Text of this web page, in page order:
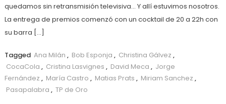
quedamos sin retransmisión televisiva… Y allí estuvimos nosotros.
La entrega de premios comenzó con un cocktail de 20 a 22h con
su barra […]
Tagged Ana Milán , Bob Esponja , Christina Gálvez ,
CocaCola , Cristina Lasvignes , David Meca , Jorge
Fernández , María Castro , Matias Prats , Miriam Sanchez ,
Pasapalabra , TP de Oro